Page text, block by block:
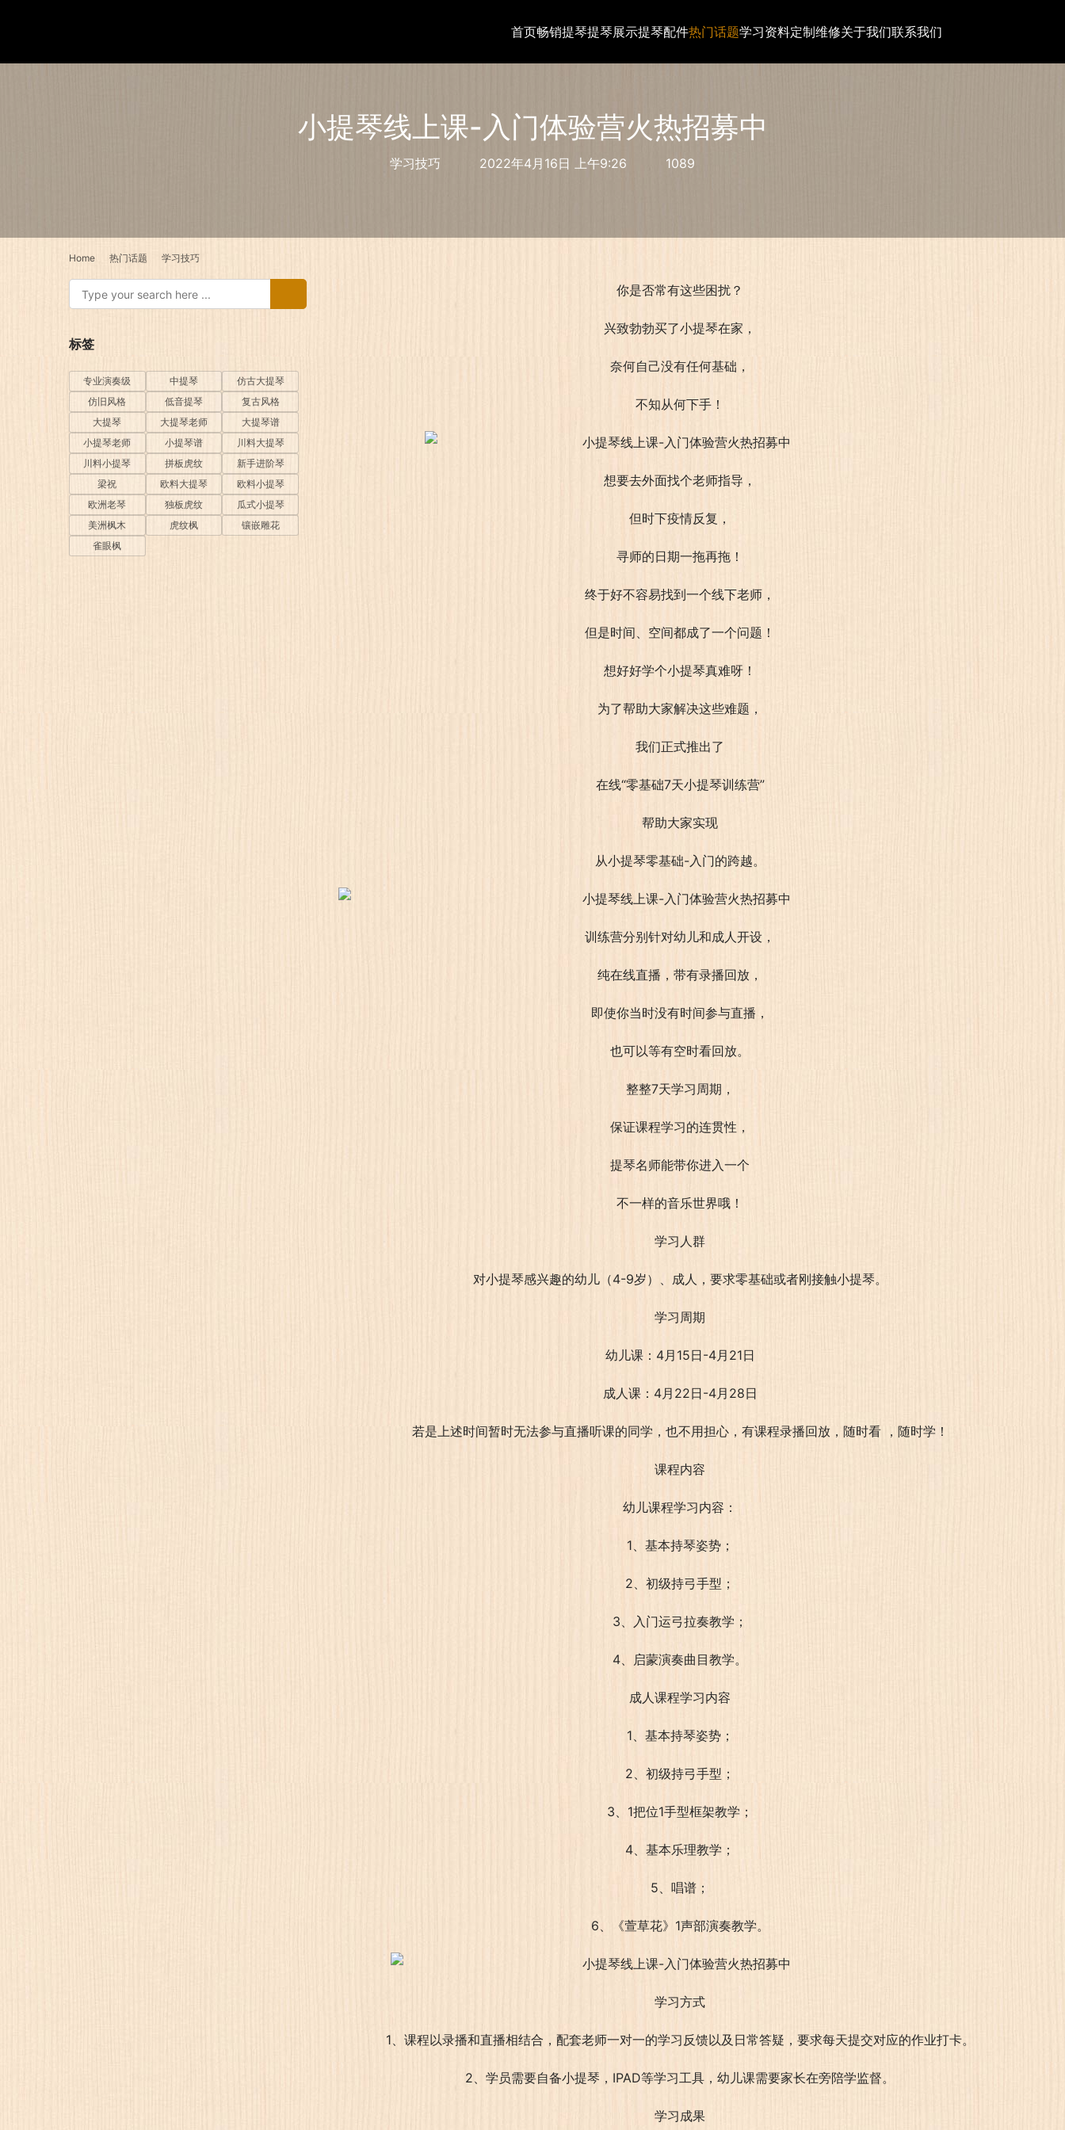
首页畅销提琴提琴展示提琴配件热门话题学习资料定制维修关于我们联系我们
小提琴线上课-入门体验营火热招募中
学习技巧 2022年4月16日 上午9:26 1089
Home 热门话题 学习技巧
你是否常有这些困扰？
兴致勃勃买了小提琴在家，
奈何自己没有任何基础，
不知从何下手！
想要去外面找个老师指导，
但时下疫情反复，
寻师的日期一拖再拖！
终于好不容易找到一个线下老师，
但是时间、空间都成了一个问题！
想好好学个小提琴真难呀！
为了帮助大家解决这些难题，
我们正式推出了
在线“零基础7天小提琴训练营”
帮助大家实现
从小提琴零基础-入门的跨越。
训练营分别针对幼儿和成人开设，
纯在线直播，带有录播回放，
即使你当时没有时间参与直播，
也可以等有空时看回放。
整整7天学习周期，
保证课程学习的连贯性，
提琴名师能带你进入一个
不一样的音乐世界哦！
学习人群
对小提琴感兴趣的幼儿（4-9岁）、成人，要求零基础或者刚接触小提琴。
学习周期
幼儿课：4月15日-4月21日
成人课：4月22日-4月28日
若是上述时间暂时无法参与直播听课的同学，也不用担心，有课程录播回放，随时看 ，随时学！
课程内容
幼儿课程学习内容：
1、基本持琴姿势；
2、初级持弓手型；
3、入门运弓拉奏教学；
4、启蒙演奏曲目教学。
成人课程学习内容
1、基本持琴姿势；
2、初级持弓手型；
3、1把位1手型框架教学；
4、基本乐理教学；
5、唱谱；
6、《萱草花》1声部演奏教学。
学习方式
1、课程以录播和直播相结合，配套老师一对一的学习反馈以及日常答疑，要求每天提交对应的作业打卡。
2、学员需要自备小提琴，IPAD等学习工具，幼儿课需要家长在旁陪学监督。
学习成果
标签
专业演奏级 中提琴
仿古大提琴
仿旧风格
低音提琴
复古风格
大提琴
大提琴老师
大提琴谱
小提琴老师
小提琴谱
川料大提琴
川料小提琴
拼板虎纹
新手进阶琴
梁祝
欧料大提琴
欧料小提琴
欧洲老琴
独板虎纹
瓜式小提琴
美洲枫木
虎纹枫
镶嵌雕花
雀眼枫